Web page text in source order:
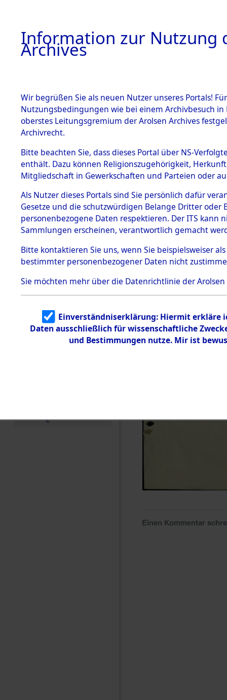
BESTÄNDE
1.
mente
5. Verschiedenes
5.3
Todesmärsche
5.3.1 Alliierte
Erhebungen
zu
Todesmärsch
en
5.3.2
Identifizierun
g
5.3.3
Todesmärsch
e
Gräbern
Einen Kommentar
Information zur Nutzung
Archives
Wir begrüßen Sie als neuen Nutzer unseres Portals!
Nutzungsbedingungen wie bei einem Archivbesuch
oberstes Leitungsgremium der Arolsen Archives
Archivrecht.
Bitte beachten Sie, dass dieses Portal über NS-
enthält. Dazu können Religionszugehörigkeit,
Mitgliedschaft in Gewerkschaften und Parteien oder
Als Nutzer dieses Portals sind Sie persönlich dafür
Gesetze und die schutzwürdigen Belange Dritter
personenbezogene Daten respektieren. Der ITS
Sammlungen erscheinen, verantwortlich gemacht
Bitte kontaktieren Sie uns, wenn Sie beispielsweiser
bestimmter personenbezogener Daten nicht
Sie möchten mehr über die Datenrichtlinie der Arolsen
Einverständniserklärung: Hiermit erkläre
Daten ausschließlich für wissenschaftliche
und Bestimmungen nutze. Mir ist